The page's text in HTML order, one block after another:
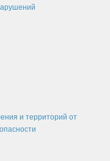
чрезвычайных ситуаций
правонарушений в
и территорий от